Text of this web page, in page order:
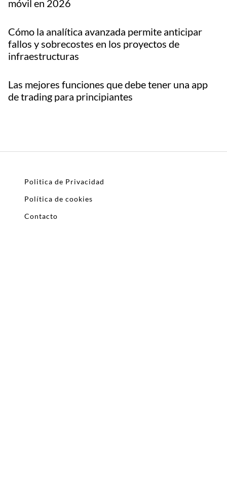
móvil en 2026
Cómo la analítica avanzada permite anticipar
fallos y sobrecostes en los proyectos de
infraestructuras
Las mejores funciones que debe tener una app
de trading para principiantes
Politica de Privacidad
Política de cookies
Contacto